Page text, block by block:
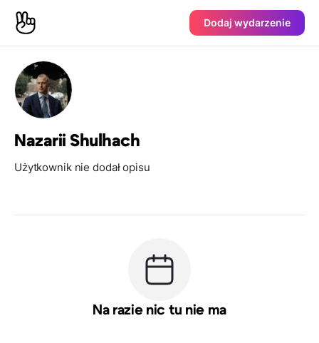
Dodaj wydarzenie
Nazarii Shulhach
Użytkownik nie dodał opisu
Na razie nic tu nie ma